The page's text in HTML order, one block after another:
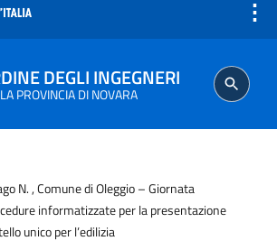
⋮
DEGLI INGEGNERI
PROVINCIA DI NOVARA
N. , Comune di Oleggio – Giornata
informatizzate per la presentazione
unico per l’edilizia